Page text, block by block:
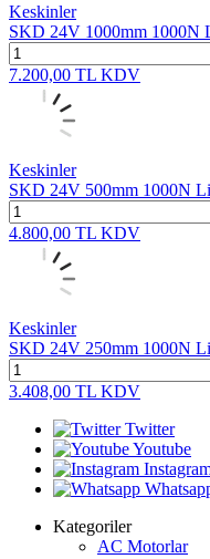
Keskinler
SKD 24V 1000mm 1000N
7.200,00 TL KDV
Keskinler
SKD 24V 500mm 1000N
4.800,00 TL KDV
Keskinler
SKD 24V 250mm 1000N
3.408,00 TL KDV
Twitter
Youtube
Kategoriler
AC Motorlar